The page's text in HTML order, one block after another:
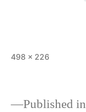
Full
498 × 226
Published in